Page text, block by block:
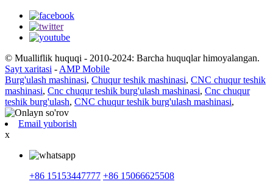
© Mualliflik huquqi - 2010-2024: Barcha huquqlar himoyalangan.
Sayt xaritasi - AMP Mobile
Burg'ulash mashinasi, Chuqur teshik mashinasi, CNC chuqur teshik
mashinasi, Cnc chuqur teshik burg'ulash mashinasi, Cnc chuqur
teshik burg'ulash, CNC chuqur teshik burg'ulash mashinasi,
Email yuborish
x
+86 15153447777 +86 15066625508